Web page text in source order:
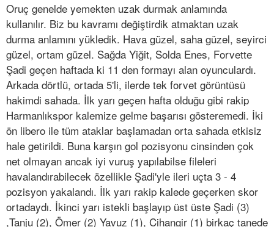
Oruç genelde yemekten uzak durmak anlamında
kullanılır. Biz bu kavramı değiştirdik atmaktan uzak
durma anlamını yükledik. Hava güzel, saha güzel, seyirci
güzel, ortam güzel. Sağda Yiğit, Solda Enes, Forvette
Şadi geçen haftada ki 11 den formayı alan oyunculardı.
Arkada dörtlü, ortada 5'li, ilerde tek forvet görüntüsü
hakimdi sahada. İlk yarı geçen hafta olduğu gibi rakip
Harmanlıkspor kalemize gelme başarısı gösteremedi. İki
ön libero ile tüm ataklar başlamadan orta sahada etkisiz
hale getirildi. Buna karşın gol pozisyonu cinsinden çok
net olmayan ancak iyi vuruş yapılabilse fileleri
havalandırabilecek özellikle Şadi'yle ileri uçta 3 - 4
pozisyon yakalandı. İlk yarı rakip kalede geçerken skor
ortadaydı. İkinci yarı istekli başlayıp üst üste Şadi (3)
,Tanju (2), Ömer (2) Yavuz (1), Cihangir (1) birkaç tanede